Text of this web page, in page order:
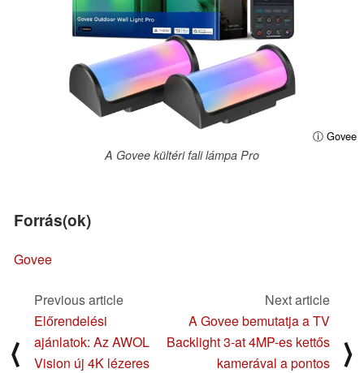
ⓘ Govee
A Govee kültéri fali lámpa Pro
Forrás(ok)
Govee
⟨
Previous article
Előrendelési
ajánlatok: Az AWOL
Vision új 4K lézeres
Next article
A Govee bemutatja a TV
Backlight 3-at 4MP-es kettős
kamerával a pontos
⟩